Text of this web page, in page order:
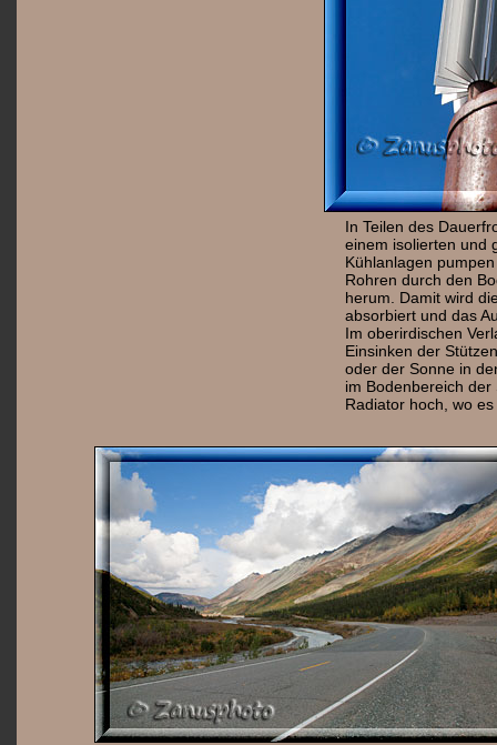
In Teilen des
einem isolierten und
Kühlanlagen
Rohren durch den
herum. Damit wird
absorbiert und das
Im oberirdischen
Einsinken der
oder der Sonne in
im Bodenbereich
Radiator hoch, wo